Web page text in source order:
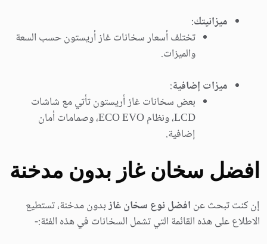
ميزانيتك:
تختلف أسعار سخانات غاز أريستون حسب السعة
والميزات.
ميزات إضافية:
بعض سخانات غاز أريستون تأتي مع شاشات
LCD، ونظام ECO EVO، وصمامات أمان
إضافية.
افضل سخان غاز بدون مدخنة
إن كنت تبحث عن افضل نوع سخان غازبدون مدخنة، تستطيع
الاطلاع على هذه القائمة التي تشمل السخانات في هذه الفئة:-